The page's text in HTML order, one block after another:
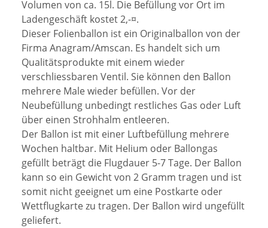
Volumen von ca. 15l. Die Befüllung vor Ort im
Ladengeschäft kostet 2,-¤.
Dieser Folienballon ist ein Originalballon von der
Firma Anagram/Amscan. Es handelt sich um
Qualitätsprodukte mit einem wieder
verschliessbaren Ventil. Sie können den Ballon
mehrere Male wieder befüllen. Vor der
Neubefüllung unbedingt restliches Gas oder Luft
über einen Strohhalm entleeren.
Der Ballon ist mit einer Luftbefüllung mehrere
Wochen haltbar. Mit Helium oder Ballongas
gefüllt beträgt die Flugdauer 5-7 Tage. Der Ballon
kann so ein Gewicht von 2 Gramm tragen und ist
somit nicht geeignet um eine Postkarte oder
Wettflugkarte zu tragen. Der Ballon wird ungefüllt
geliefert.